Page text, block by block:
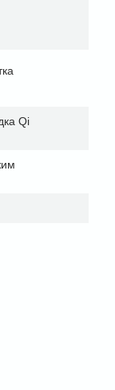
Qi